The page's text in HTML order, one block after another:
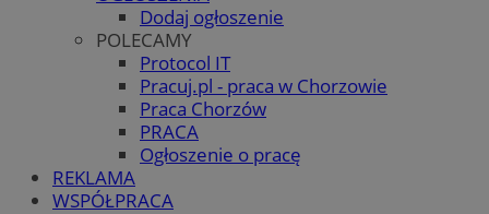
Dodaj ogłoszenie
POLECAMY
Protocol IT
Pracuj.pl - praca w Chorzowie
Praca Chorzów
PRACA
Ogłoszenie o pracę
REKLAMA
WSPÓŁPRACA